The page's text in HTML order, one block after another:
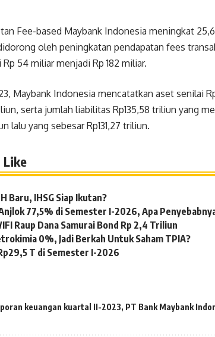
Fee-based Maybank Indonesia meningkat
oleh peningkatan pendapatan fees
54 miliar menjadi Rp 182 miliar.
Maybank Indonesia mencatatkan aset senilai
serta jumlah liabilitas Rp135,58 triliun yang
lalu yang sebesar Rp131,27 triliun.
Like
Baru, IHSG Siap Ikutan?
77,5% di Semester I-2026, Apa
Raup Dana Samurai Bond Rp 2,4 Triliun
0%, Jadi Berkah Untuk Saham TPIA?
T di Semester I-2026
keuangan kuartal II-2023, PT Bank Maybank